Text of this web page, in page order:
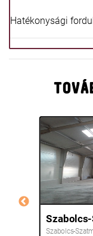
Hatékonysági
Szabolcs-